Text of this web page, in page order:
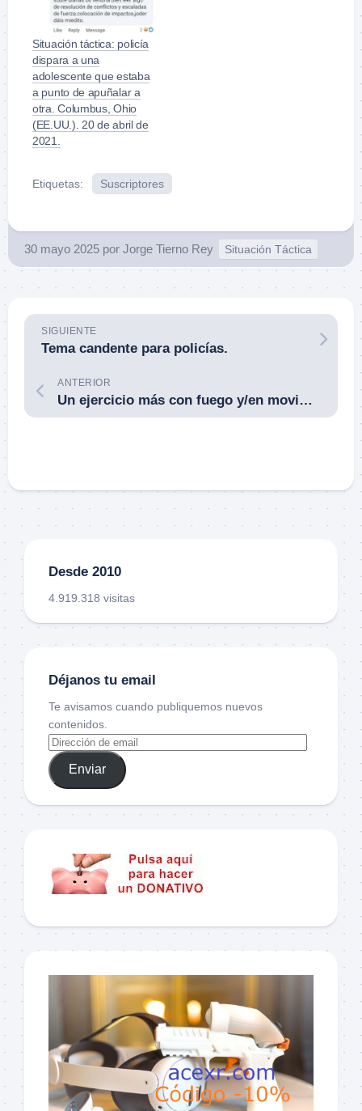
Situación táctica: policía
dispara a una
adolescente que estaba
a punto de apuñalar a
otra. Columbus, Ohio
(EE.UU.). 20 de abril de
2021.
Etiquetas: Suscriptores
30 mayo 2025 por Jorge Tierno Rey Situación Táctica
SIGUIENTE
Tema candente para policías.
ANTERIOR
Un ejercicio más con fuego y/en movimiento.
Desde 2010
4.919.318 visitas
Déjanos tu email
Te avisamos cuando publiquemos nuevos
contenidos.
Enviar